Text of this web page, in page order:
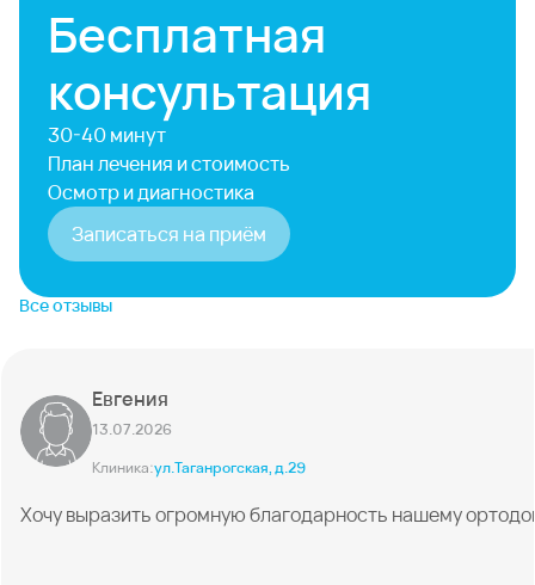
Бесплатная
консультация
30-40 минут
План лечения и стоимость
Осмотр и диагностика
Записаться на приём
Все отзывы
Евгения
13.07.2026
Клиника:ул.Таганрогская, д.29
Хочу выразить огромную благодарность нашему